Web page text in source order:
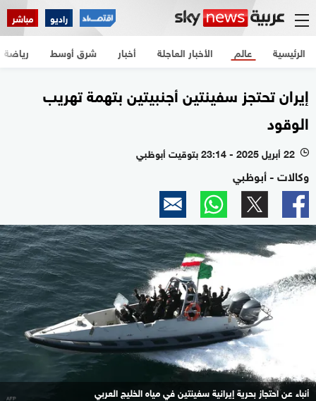
راديو مباشر
الرئيسية الأخبار العاجلة أخبار شرق أوسط عالم رياضة
إيران تحتجز سفينتين أجنبيتين بتهمة تهريب
الوقود
l 22 أبريل 2025 - 23:14 بتوقيت أبوظبي
وكالات - أبوظبي
أنباء عن احتجاز بحرية إيرانية سفينتين في مياه الخليج العربي